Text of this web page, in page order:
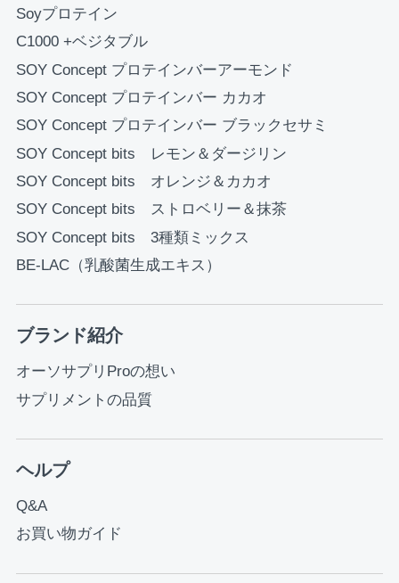
Soyプロテイン
C1000 +ベジタブル
SOY Concept プロテインバーアーモンド
SOY Concept プロテインバー カカオ
SOY Concept プロテインバー ブラックセサミ
SOY Concept bits レモン＆ダージリン
SOY Concept bits オレンジ＆カカオ
SOY Concept bits ストロベリー＆抹茶
SOY Concept bits 3種類ミックス
BE-LAC（乳酸菌生成エキス）
ブランド紹介
オーソサプリProの想い
サプリメントの品質
ヘルプ
Q&A
お買い物ガイド